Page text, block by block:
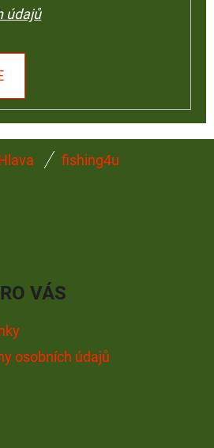
údajů
fishing4u
VÁS
osobních údajů